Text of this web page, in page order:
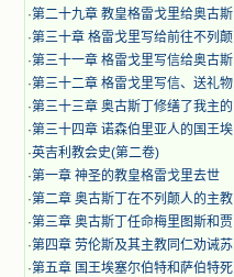
·第二十九章 教皇格雷戈里给奥古斯
·第三十章 格雷戈里写给前往不列颠
·第三十一章 格雷戈里写信给奥古斯
·第三十二章 格雷戈里写信、送礼物
·第三十三章 奥古斯丁修缮了我主的
·第三十四章 诺森伯里亚人的国王埃
·英吉利教会史(第二卷)
·第一章 神圣的教皇格雷戈里去世
·第二章 奥古斯丁在不列颠人的主教
·第三章 奥古斯丁任命梅里图斯和贾
·第四章 劳伦斯及其主教同仁劝诫苏
·第五章 国王埃塞尔伯特和萨伯特死